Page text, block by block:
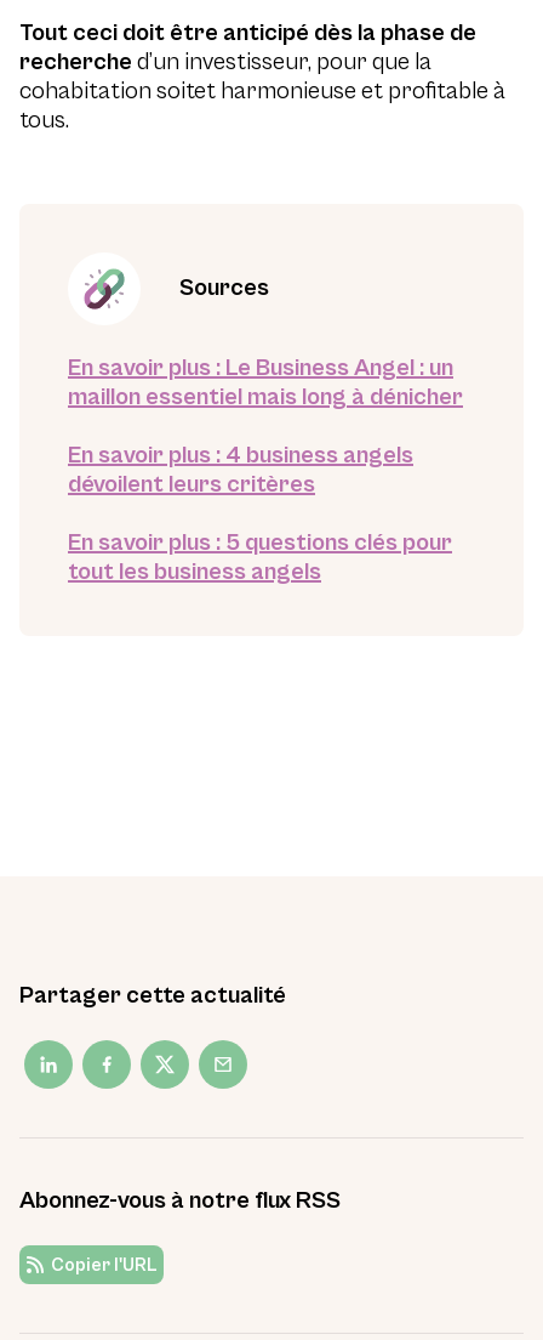
Tout ceci doit être anticipé dès la phase de
recherche d’un investisseur, pour que la
cohabitation soitet harmonieuse et profitable à
tous.
Sources
En savoir plus : Le Business Angel : un
maillon essentiel mais long à dénicher
En savoir plus : 4 business angels
dévoilent leurs critères
En savoir plus : 5 questions clés pour
tout les business angels
Partager cette actualité
Abonnez-vous à notre flux RSS
Copier l'URL